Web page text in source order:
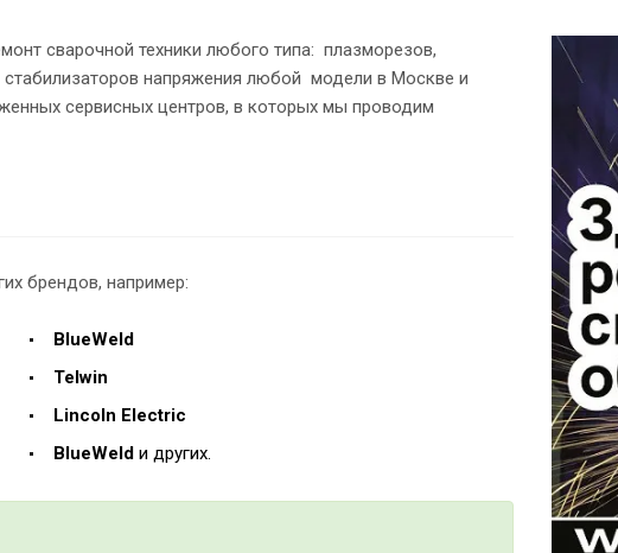
сварочной техники любого типа: плазморезов,
стабилизаторов напряжения любой модели в Москве и
сервисных центров, в которых мы проводим
брендов, например:
BlueWeld
Telwin
Lincoln Electric
BlueWeld и других.